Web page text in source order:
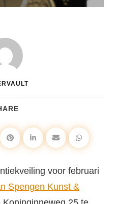
voor februari
Spengen Kunst &